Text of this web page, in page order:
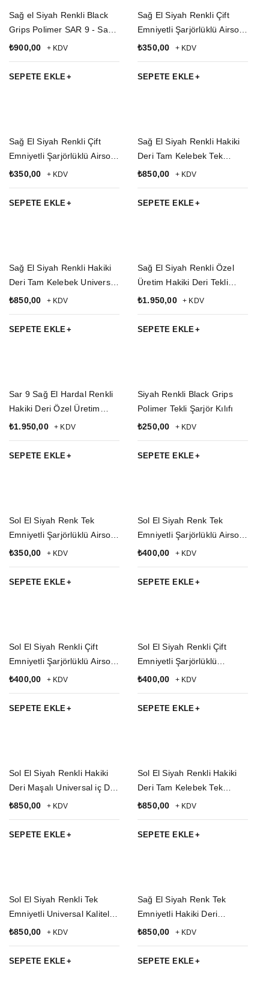
Sağ el Siyah Renkli Black
Grips Polimer SAR 9 - Sar 9
Mete Silah Kılıfı ve Tekli
₺900,00 + KDV
SEPETE EKLE
Sağ El Siyah Renkli Çift
Emniyetli Şarjörlüklü Airsoft
Kemere Geçirmeli impertex
₺350,00 + KDV
SEPETE EKLE
Sağ El Siyah Renkli Çift
Emniyetli Şarjörlüklü Airsoft
Palaskaya Kemere
Kılıfı
₺350,00 + KDV
SEPETE EKLE
Sağ El Siyah Renkli Hakiki
Deri Tam Kelebek Tek
Emniyetli Universal
Geçirmeli SAR 9 Silah Kılıfı
₺850,00 + KDV
SEPETE EKLE
Sağ El Siyah Renkli Hakiki
Deri Tam Kelebek Universal
Palaskaya Kemere
₺850,00 + KDV
SEPETE EKLE
Sağ El Siyah Renkli Özel
Üretim Hakiki Deri Tekli
Koltukaltı Kaliteli Airsoft
₺1.950,00 + KDV
SEPETE EKLE
Sar 9 Sağ El Hardal Renkli
Hakiki Deri Özel Üretim
Tekli Koltukaltı Kaliteli
₺1.950,00 + KDV
SEPETE EKLE
Siyah Renkli Black Grips
Polimer Tekli Şarjör Kılıfı
₺250,00 + KDV
SEPETE EKLE
Sol El Siyah Renk Tek
Emniyetli Şarjörlüklü Airsoft
Kemere Geçirmeli impertex
₺350,00 + KDV
SEPETE EKLE
Sol El Siyah Renk Tek
Emniyetli Şarjörlüklü Airsoft
Palaskaya Kemere
Kılıfı
₺400,00 + KDV
SEPETE EKLE
Sol El Siyah Renkli Çift
Emniyetli Şarjörlüklü Airsoft
Kemere Geçirmeli impertex
₺400,00 + KDV
SEPETE EKLE
Sol El Siyah Renkli Çift
Emniyetli Şarjörlüklü
Palaskaya Kemere
Sallama Silah Kılıfı
₺400,00 + KDV
SEPETE EKLE
Sol El Siyah Renkli Hakiki
Deri Maşalı Universal iç Dış
Taşıma Yarım Model
Geçirmeli Silah Kılıfı
₺850,00 + KDV
SEPETE EKLE
Sol El Siyah Renkli Hakiki
Deri Tam Kelebek Tek
Emniyetli Universal
Geçirmeli SAR 9 Silah Kılıfı
₺850,00 + KDV
SEPETE EKLE
Sol El Siyah Renkli Tek
Emniyetli Universal Kaliteli
Kemere Geçirmeli Yarım
Silah Kılıfı
₺850,00 + KDV
SEPETE EKLE
Sağ El Siyah Renk Tek
Emniyetli Hakiki Deri
Universal Kaliteli Kemere
Silah Kılıfı
₺850,00 + KDV
SEPETE EKLE